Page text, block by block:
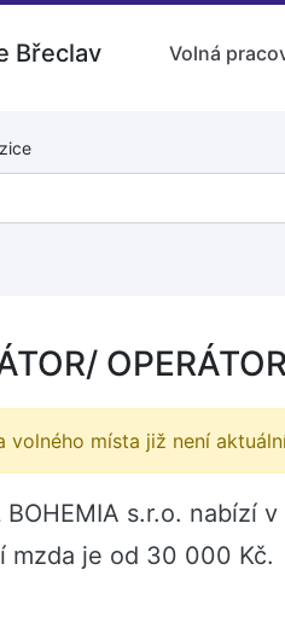
Břeclav Volná
volného místa již není
BOHEMIA s.r.o. nabízí
mzda je od 30 000 Kč.